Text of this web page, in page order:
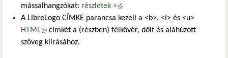
mássalhangzókat: részletek >(külső hivatkozás)
A LibreLogo CÍMKE parancsa kezeli a <b>, <i> és <u>
HTML(külső hivatkozás)
címkét a (részben) félkövér, dőlt és aláhúzott
szöveg kiírásához.